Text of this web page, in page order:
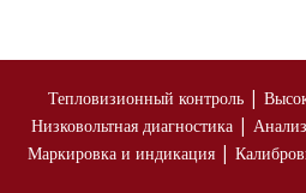
Тепловизионный контроль |
Низковольтная диагностика | Анализ
Маркировка и индикация |